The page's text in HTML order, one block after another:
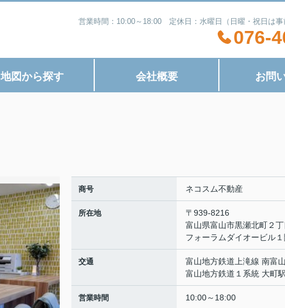
営業時間：10:00～18:00 定休日：水曜日（日曜・祝日は事
076-
地図から探す 会社概要 お問
商号 ネコスム不動産
所在地
〒939-8216
富山県富山市黒瀬北町２
フォーラムダイオービル
交通
富山地方鉄道上滝線 南富
富山地方鉄道１系統 大町
営業時間 10:00～18:00